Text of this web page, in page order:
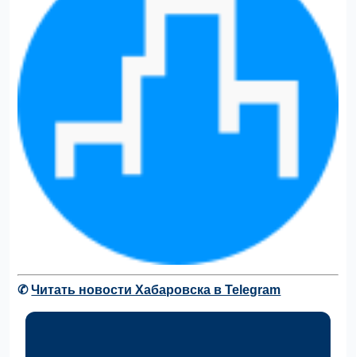
✆Читать новости Хабаровска в Telegram